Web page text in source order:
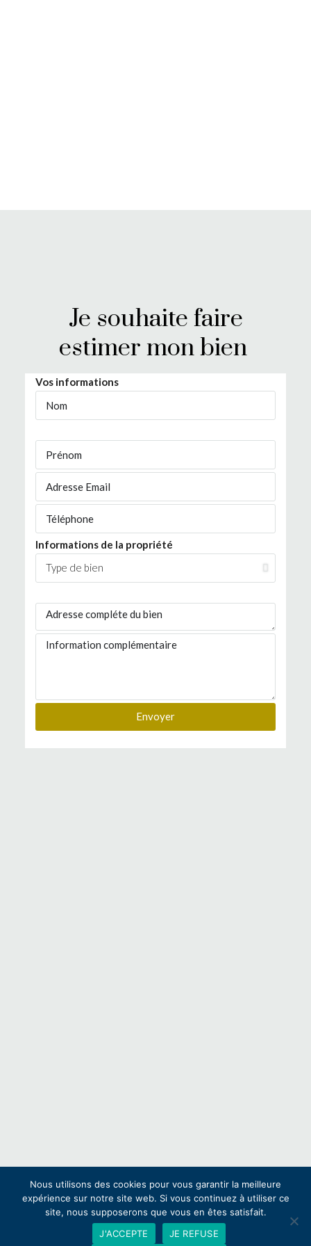
Je souhaite faire
estimer mon bien ​
Vos informations
Informations de la propriété
Envoyer
Nous utilisons des cookies pour vous garantir la meilleure
expérience sur notre site web. Si vous continuez à utiliser ce
site, nous supposerons que vous en êtes satisfait.
J'ACCEPTE
JE REFUSE